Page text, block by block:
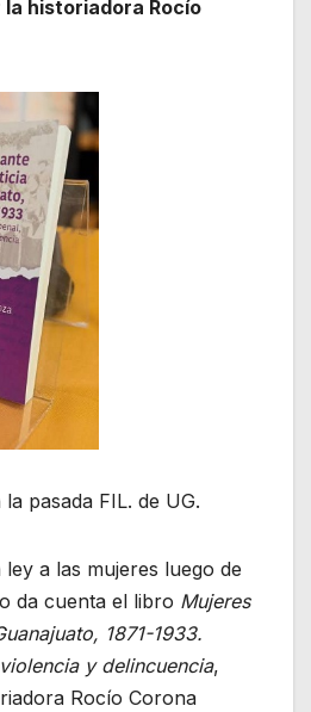
historiadora Rocío
pasada FIL. de UG.
a las mujeres luego de
da cuenta el libro Mujeres
1871-1933.
y delincuencia,
Rocío Corona